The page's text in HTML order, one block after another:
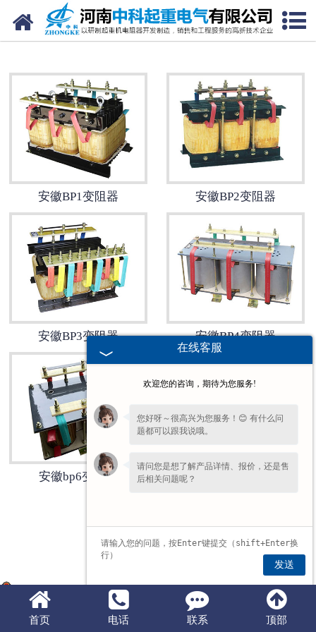
网站首页
安徽电阻柜
安徽电抗器
安徽电控柜
安徽联动控制台
安徽电气控制系统
安徽频敏变阻器
安徽主令控制器
安徽滤波器
安徽触头总成
安徽BP1变阻器 安徽BP2变阻器
安徽BP3变阻器 安徽BP4变阻器
安徽bp6变阻器 安徽频敏电阻器
首页 电话 联系 顶部
在线客服
欢迎您的咨询，期待为您服务!
您好呀～很高兴为您服务！😊 有什么问
题都可以跟我说哦。
请问您是想了解产品详情、报价，还是售
后相关问题呢？
发送
豫公网安备 41072802000744号